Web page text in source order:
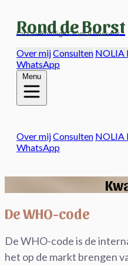
Rond de Borst
LactatiekundigeChantal Mulkens
Over mijConsulten NOLIA
WhatsApp
Menu
Over mijConsulten NOLIA
WhatsApp
De WHO-code
De WHO-code is de
het op de markt brengen